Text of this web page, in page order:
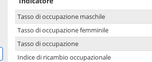
Tasso di occupazione maschile
Tasso di occupazione femminile
Tasso di occupazione
Indice di ricambio occupazionale